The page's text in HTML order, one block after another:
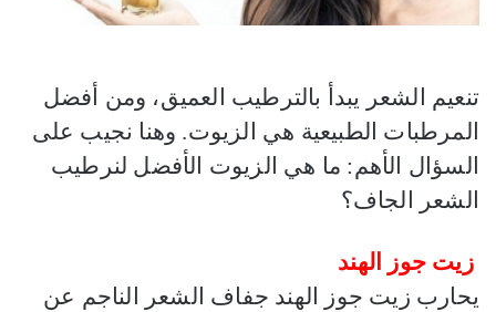
تنعيم الشعر يبدأ بالترطيب العميق، ومن أفضل
المرطبات الطبيعية هي الزيوت. وهنا نجيب على
السؤال الأهم: ما هي الزيوت الأفضل لنرطيب
الشعر الجاف؟
زيت جوز الهند
يحارب زيت جوز الهند جفاف الشعر الناجم عن